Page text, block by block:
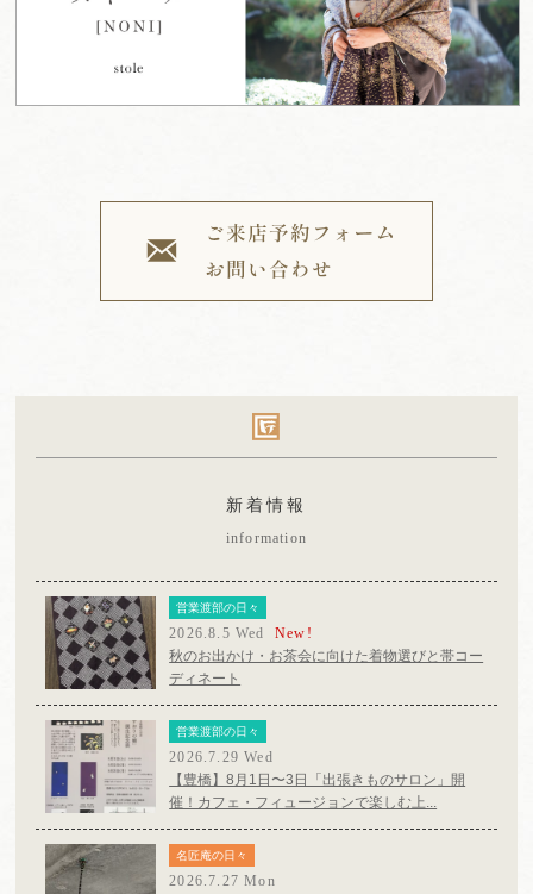
新着情報
information
営業渡部の日々
2026.8.5 Wed New!
秋のお出かけ・お茶会に向けた着物選びと帯コー
ディネート
営業渡部の日々
2026.7.29 Wed
【豊橋】8月1日〜3日「出張きものサロン」開
催！カフェ・フィュージョンで楽しむ上...
名匠庵の日々
2026.7.27 Mon